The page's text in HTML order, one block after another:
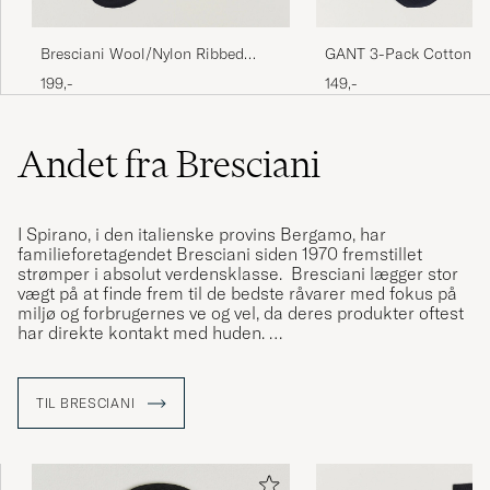
Bresciani Wool/Nylon Ribbed
Short Socks Navy
199,-
GANT 3-Pack Cotton
Marine
149,-
Andet fra Bresciani
I Spirano, i den italienske provins Bergamo, har
familieforetagendet Bresciani siden 1970 fremstillet
strømper i absolut verdensklasse. Bresciani lægger stor
vægt på at finde frem til de bedste råvarer med fokus på
miljø og forbrugernes ve og vel, da deres produkter oftest
har direkte kontakt med huden.
Firmaet er OEKO-TEX®-certificeret og de varetager selv
og have kontrol over produktionen. Produkterne er bl.a.
fremstillet i eksklusive kvaliteter i egyptisk bomuld,
TIL BRESCIANI